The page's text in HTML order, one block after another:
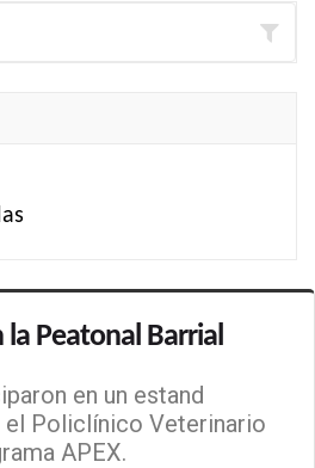
la Peatonal Barrial
en un estand
Policlínico Veterinario
APEX.